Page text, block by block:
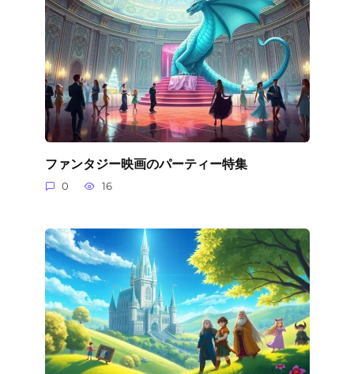
ファンタジー映画のパーティー特集
0 16